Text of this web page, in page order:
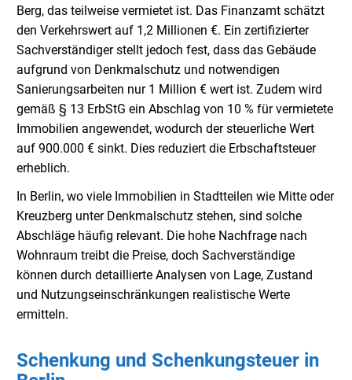
Berg, das teilweise vermietet ist. Das Finanzamt schätzt
den Verkehrswert auf 1,2 Millionen €. Ein zertifizierter
Sachverständiger stellt jedoch fest, dass das Gebäude
aufgrund von Denkmalschutz und notwendigen
Sanierungsarbeiten nur 1 Million € wert ist. Zudem wird
gemäß § 13 ErbStG ein Abschlag von 10 % für vermietete
Immobilien angewendet, wodurch der steuerliche Wert
auf 900.000 € sinkt. Dies reduziert die Erbschaftsteuer
erheblich.
In Berlin, wo viele Immobilien in Stadtteilen wie Mitte oder
Kreuzberg unter Denkmalschutz stehen, sind solche
Abschläge häufig relevant. Die hohe Nachfrage nach
Wohnraum treibt die Preise, doch Sachverständige
können durch detaillierte Analysen von Lage, Zustand
und Nutzungseinschränkungen realistische Werte
ermitteln.
Schenkung und Schenkungsteuer in